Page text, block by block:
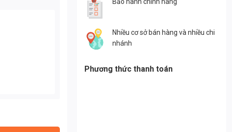
Nhiều cơ sở bán hàng và nhiều chi
nhánh
Phương thức thanh toán